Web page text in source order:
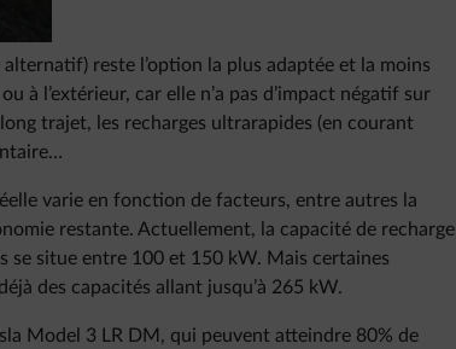
reste l’option la plus adaptée et la moins
à l’extérieur, car elle n’a pas d’impact négatif sur
trajet, les recharges ultrarapides (en courant
varie en fonction de facteurs, entre autres la
restante. Actuellement, la capacité de recharge
se situe entre 100 et 150 kW. Mais certaines
des capacités allant jusqu’à 265 kW.
Model 3 LR DM, qui peuvent atteindre 80% de